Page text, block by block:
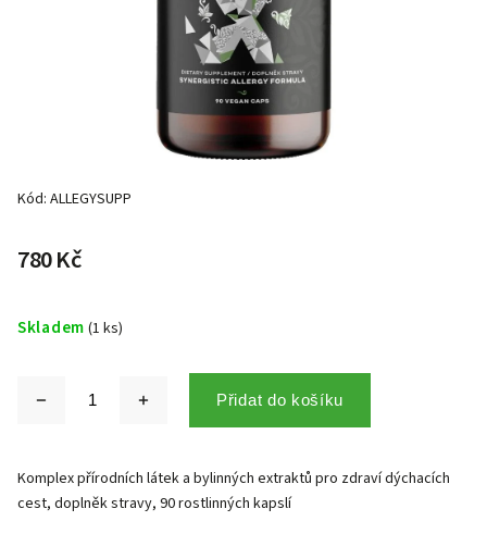
Kód: ALLEGYSUPP
780 Kč
Skladem (1 ks)
Přidat do košíku
Komplex přírodních látek a bylinných extraktů pro zdraví dýchacích
cest, doplněk stravy, 90 rostlinných kapslí